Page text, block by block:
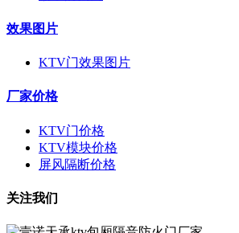
效果图片
KTV门效果图片
厂家价格
KTV门价格
KTV模块价格
屏风隔断价格
关注我们